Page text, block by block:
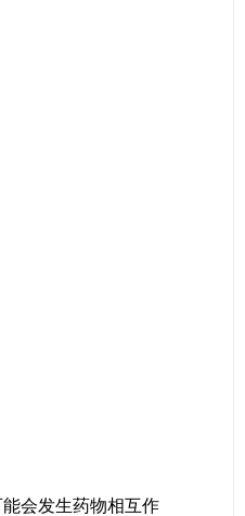
会发生药物相互作